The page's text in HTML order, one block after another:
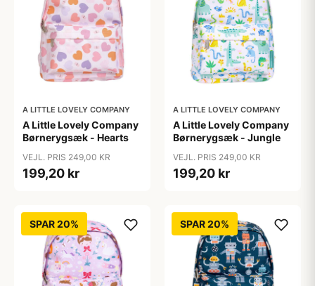
A LITTLE LOVELY COMPANY
A Little Lovely Company
Børnerygsæk - Hearts
VEJL. PRIS 249,00 KR
199,20 kr
A LITTLE LOVELY COMPANY
A Little Lovely Company
Børnerygsæk - Jungle
VEJL. PRIS 249,00 KR
199,20 kr
SPAR 20% SPAR 20%